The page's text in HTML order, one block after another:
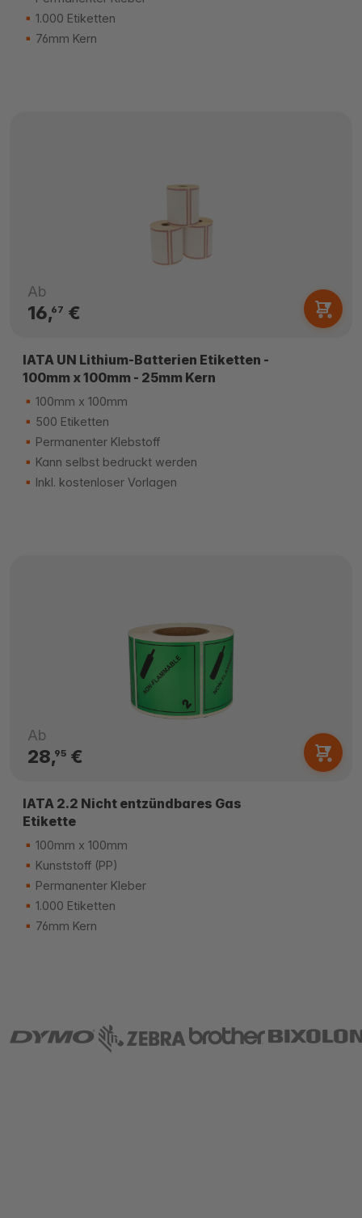
1.000 Etiketten
76mm Kern
Ab
16,67 €
IATA UN Lithium-Batterien Etiketten -
100mm x 100mm - 25mm Kern
100mm x 100mm
500 Etiketten
Permanenter Klebstoff
Kann selbst bedruckt werden
Inkl. kostenloser Vorlagen
Ab
28,95€
IATA 2.2 Nicht entzündbares Gas
Etikette
100mm x 100mm
Kunststoff (PP)
Permanenter Kleber
1.000 Etiketten
76mm Kern